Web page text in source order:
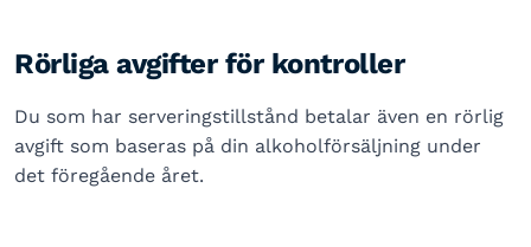
Rörliga avgifter för kontroller
Du som har serveringstillstånd betalar även en rörlig
avgift som baseras på din alkoholförsäljning under
det föregående året.